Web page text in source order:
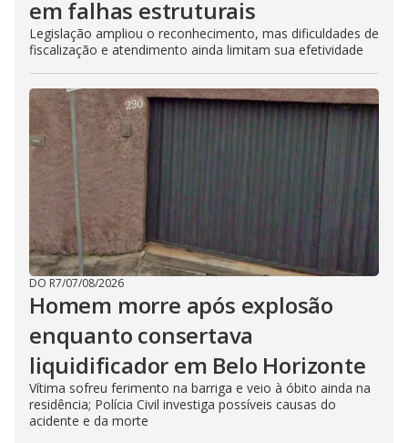
em falhas estruturais
Legislação ampliou o reconhecimento, mas dificuldades de
fiscalização e atendimento ainda limitam sua efetividade
DO R7/07/08/2026
Homem morre após explosão
enquanto consertava
liquidificador em Belo Horizonte
Vítima sofreu ferimento na barriga e veio à óbito ainda na
residência; Polícia Civil investiga possíveis causas do
acidente e da morte